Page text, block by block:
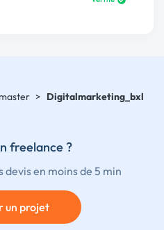
> Digitalmarketing_bxl
freelance ?
devis en moins de 5 min
un projet